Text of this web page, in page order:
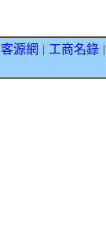
客源網 工商名錄｜